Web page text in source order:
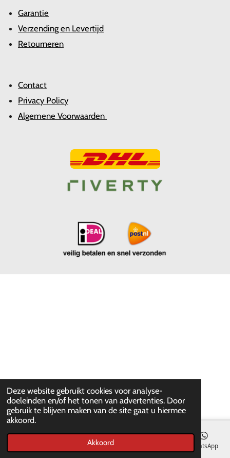
Deze website gebruikt cookies voor analyse-
doeleinden en/of het tonen van advertenties. Door
gebruik te blijven maken van de site gaat u hiermee
akkoord.
Akkoord
Garantie
Verzending en Levertijd
Retourneren
Contact
Privacy Policy
Algemene Voorwaarden
E-mailadres WhatsApp